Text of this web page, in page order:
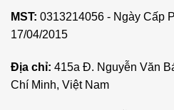
MST: 0313214056 - Ngày Cấp
17/04/2015
Địa chỉ: 415a Đ. Nguyễn Văn
Chí Minh, Việt Nam